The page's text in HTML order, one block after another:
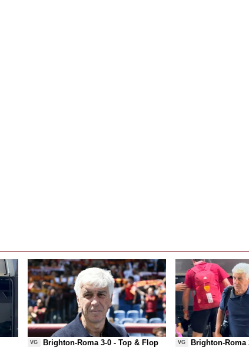
VG Brighton-Roma 3-0 -Top & Flop VG
Brighton-Roma